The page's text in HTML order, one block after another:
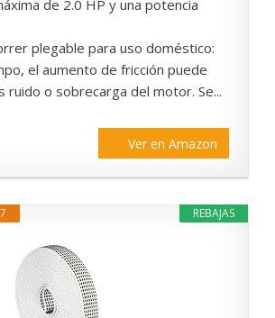
de 2.0 HP y una potencia
plegable para uso doméstico:
el aumento de fricción puede
ruido o sobrecarga del motor. Se...
Ver en Amazon
REBAJAS